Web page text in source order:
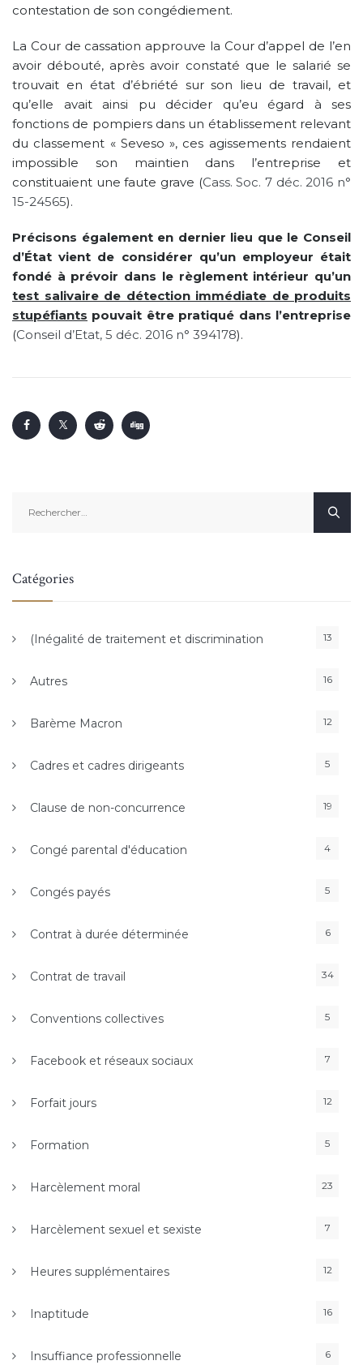
contestation de son congédiement.
La Cour de cassation approuve la Cour d’appel de l’en
avoir débouté, après avoir constaté que le salarié se
trouvait en état d’ébriété sur son lieu de travail, et
qu’elle avait ainsi pu décider qu’eu égard à ses
fonctions de pompiers dans un établissement relevant
du classement « Seveso », ces agissements rendaient
impossible son maintien dans l’entreprise et
constituaient une faute grave (Cass. Soc. 7 déc. 2016 n°
15-24565).
Précisons également en dernier lieu que le Conseil
d’État vient de considérer qu’un employeur était
fondé à prévoir dans le règlement intérieur qu’un
test salivaire de détection immédiate de produits
stupéfiants pouvait être pratiqué dans l’entreprise
(Conseil d’Etat, 5 déc. 2016 n° 394178).
Catégories
(Inégalité de traitement et discrimination 13
Autres 16
Barème Macron 12
Cadres et cadres dirigeants 5
Clause de non-concurrence 19
Congé parental d'éducation 4
Congés payés 5
Contrat à durée déterminée 6
Contrat de travail 34
Conventions collectives 5
Facebook et réseaux sociaux 7
Forfait jours 12
Formation 5
Harcèlement moral 23
Harcèlement sexuel et sexiste 7
Heures supplémentaires 12
Inaptitude 16
Insuffiance professionnelle 6